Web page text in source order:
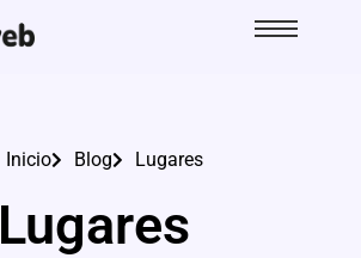
Inicio Blog Lugares
Lugares